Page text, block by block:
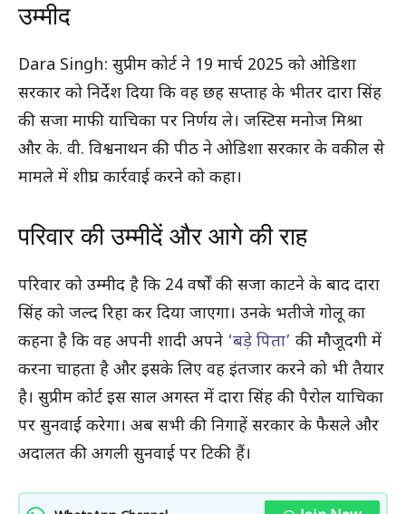
उम्मीद
Dara Singh: सुप्रीम कोर्ट ने 19 मार्च 2025 को ओडिशा
सरकार को निर्देश दिया कि वह छह सप्ताह के भीतर दारा सिंह
की सजा माफी याचिका पर निर्णय ले। जस्टिस मनोज मिश्रा
और के. वी. विश्वनाथन की पीठ ने ओडिशा सरकार के वकील से
मामले में शीघ्र कार्रवाई करने को कहा।
परिवार की उम्मीदें और आगे की राह
परिवार को उम्मीद है कि 24 वर्षों की सजा काटने के बाद दारा
सिंह को जल्द रिहा कर दिया जाएगा। उनके भतीजे गोलू का
कहना है कि वह अपनी शादी अपने ‘बड़े पिता’ की मौजूदगी में
करना चाहता है और इसके लिए वह इंतजार करने को भी तैयार
है। सुप्रीम कोर्ट इस साल अगस्त में दारा सिंह की पैरोल याचिका
पर सुनवाई करेगा। अब सभी की निगाहें सरकार के फैसले और
अदालत की अगली सुनवाई पर टिकी हैं।